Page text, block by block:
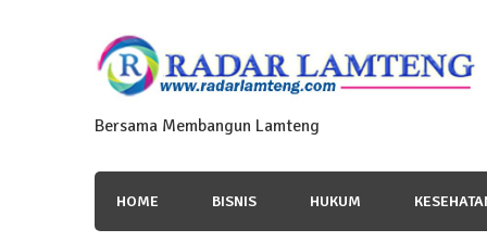
Bersama Membangun Lamteng
HOME BISNIS HUKUM